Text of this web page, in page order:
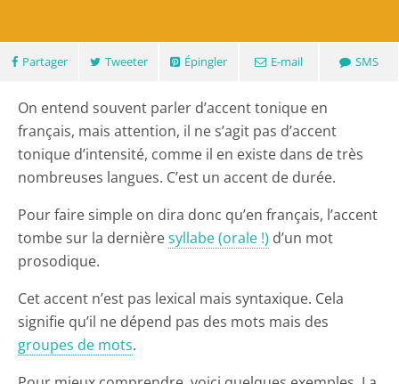
Partager Tweeter Épingler E-mail SMS
On entend souvent parler d’accent tonique en
français, mais attention, il ne s’agit pas d’accent
tonique d’intensité, comme il en existe dans de très
nombreuses langues. C’est un accent de durée.
Pour faire simple on dira donc qu’en français, l’accent
tombe sur la dernièresyllabe (orale !) d’un mot
prosodique.
Cet accent n’est pas lexical mais syntaxique. Cela
signifie qu’il ne dépend pas des mots mais des
groupes de mots.